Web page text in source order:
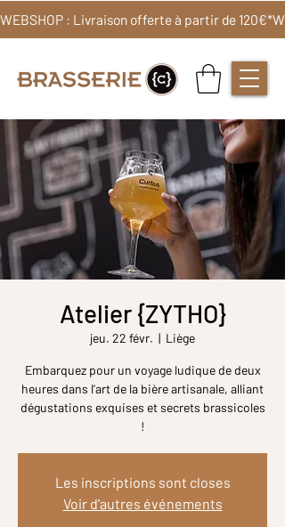
WEBSHOP : Livraison offerte à partir de 120€*
Atelier {ZYTHO}
jeu. 22 févr.
  |
Liège
Embarquez pour un voyage ludique de deux
heures dans l'art de la bière artisanale, alliant
dégustations exquises et secrets brassicoles
!
Les inscriptions sont closes
Voir d'autres événements